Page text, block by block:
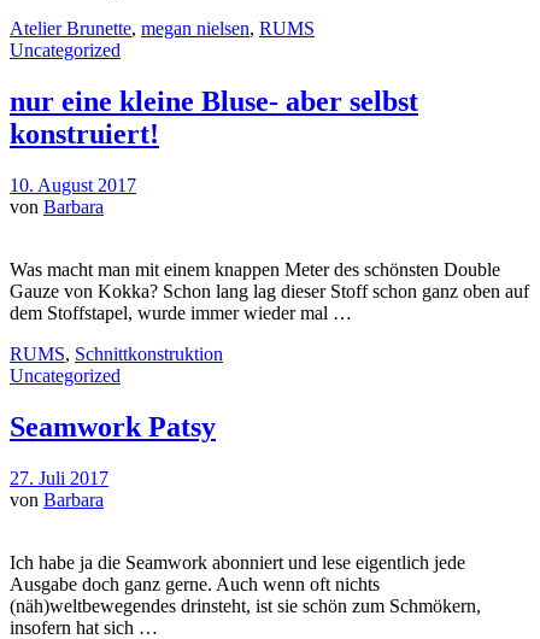
Atelier Brunette, megan nielsen, RUMS
Uncategorized
nur eine kleine Bluse- aber selbst
konstruiert!
10. August 2017
von Barbara
Was macht man mit einem knappen Meter des schönsten Double
Gauze von Kokka? Schon lang lag dieser Stoff schon ganz oben auf
dem Stoffstapel, wurde immer wieder mal …
RUMS, Schnittkonstruktion
Uncategorized
Seamwork Patsy
27. Juli 2017
von Barbara
Ich habe ja die Seamwork abonniert und lese eigentlich jede
Ausgabe doch ganz gerne. Auch wenn oft nichts
(näh)weltbewegendes drinsteht, ist sie schön zum Schmökern,
insofern hat sich …